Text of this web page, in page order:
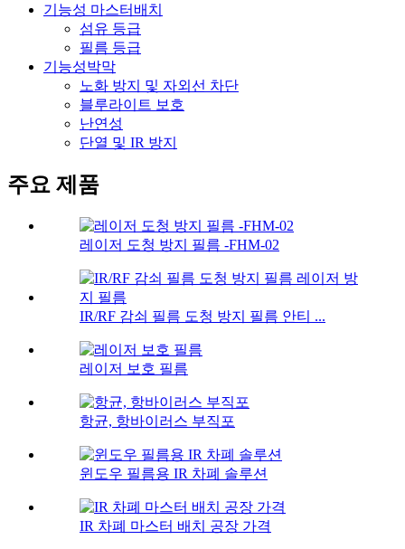
기능성 마스터배치
섬유 등급
필름 등급
기능성박막
노화 방지 및 자외선 차단
블루라이트 보호
난연성
단열 및 IR 방지
주요 제품
레이저 도청 방지 필름 -FHM-02
IR/RF 감쇠 필름 도청 방지 필름 안티 ...
레이저 보호 필름
항균, 항바이러스 부직포
윈도우 필름용 IR 차폐 솔루션
IR 차폐 마스터 배치 공장 가격